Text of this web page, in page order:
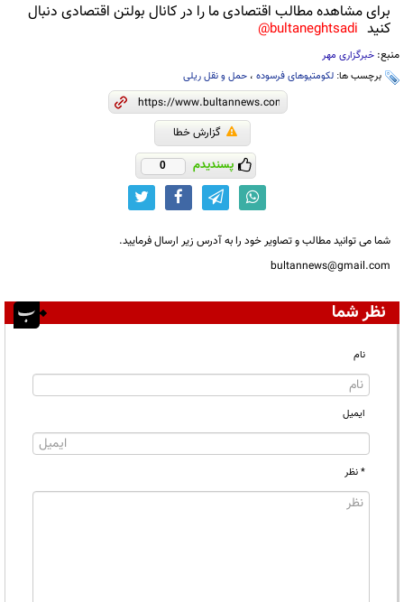
برای مشاهده مطالب اقتصادی ما را در کانال بولتن اقتصادی دنبال
کنید bultaneghtsadi@
منبع: خبرگزاری مهر
برچسب ها: لکومتیوهای فرسوده ، حمل و نقل ریلی
گزارش خطا
پسندیدم 0
شما می توانید مطالب و تصاویر خود را به آدرس زیر ارسال فرمایید.
bultannews@gmail.com
نظر شما
نام
ایمیل
* نظر